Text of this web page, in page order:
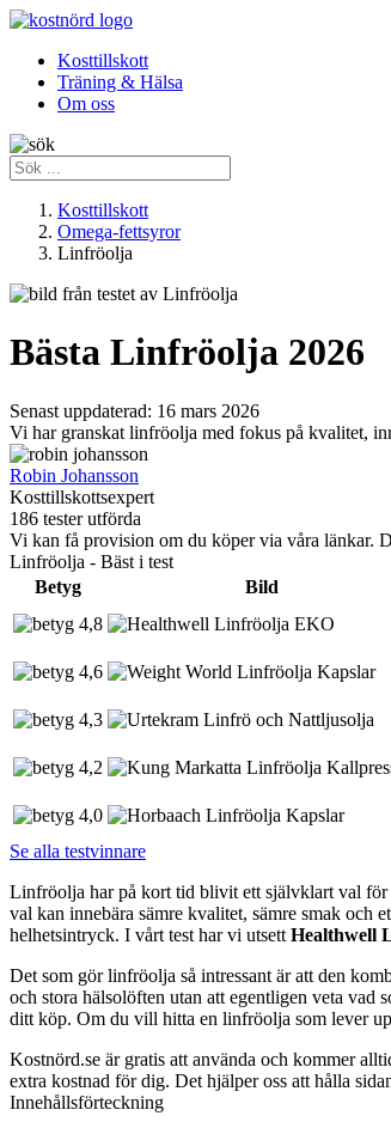
Kosttillskott
Träning & Hälsa
Om oss
Kosttillskott
Omega-fettsyror
Linfröolja
Bästa Linfröolja 2026
Senast uppdaterad: 16 mars 2026
Vi har granskat linfröolja med fokus på kvalitet,
Robin Johansson
Kosttillskottsexpert
186 tester utförda
Vi kan få provision om du köper via våra länkar.
Linfröolja - Bäst i test
Betyg
Bild
4,8
4,6
4,3
4,2
4,0
Se alla testvinnare
Linfröolja har på kort tid blivit ett självklart val för
val kan innebära sämre kvalitet, sämre smak och
helhetsintryck. I vårt test har vi utsett Healthwell
Det som gör linfröolja så intressant är att den
och stora hälsolöften utan att egentligen veta
ditt köp. Om du vill hitta en linfröolja som lever
Kostnörd.se är gratis att använda och kommer
extra kostnad för dig. Det hjälper oss att hålla
Innehållsförteckning